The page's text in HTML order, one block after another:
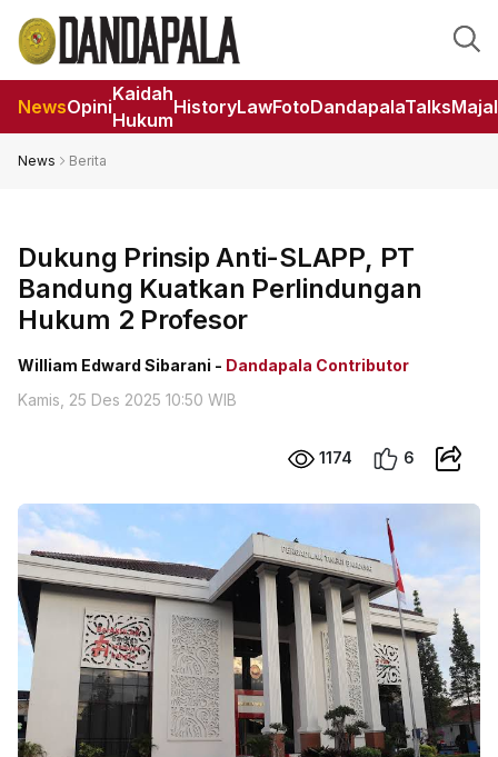
NewsOpini
Kaidah
Hukum
HistoryLawFotoDandapalaTalks
News Berita
Dukung Prinsip Anti-SLAPP, PT
Bandung Kuatkan Perlindungan
Hukum 2 Profesor
William Edward Sibarani - Dandapala Contributor
Kamis, 25 Des 2025 10:50 WIB
1174 6